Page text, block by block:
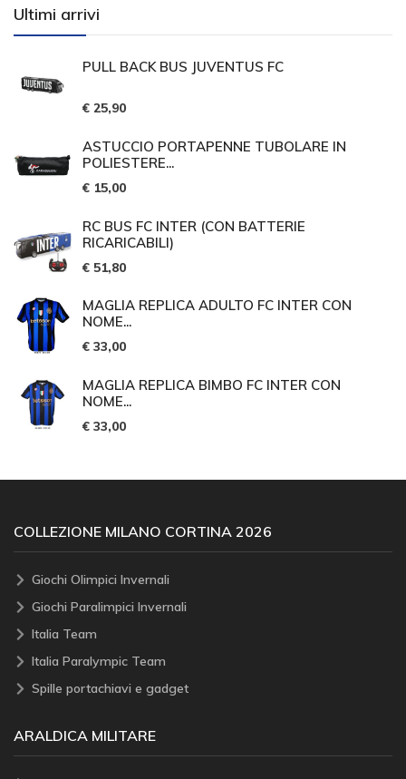
Ultimi arrivi
PULL BACK BUS JUVENTUS FC
€ 25,90
ASTUCCIO PORTAPENNE TUBOLARE IN
POLIESTERE...
€ 15,00
RC BUS FC INTER (CON BATTERIE
RICARICABILI)
€ 51,80
MAGLIA REPLICA ADULTO FC INTER CON
NOME...
€ 33,00
MAGLIA REPLICA BIMBO FC INTER CON
NOME...
€ 33,00
COLLEZIONE MILANO CORTINA 2026
Giochi Olimpici Invernali
Giochi Paralimpici Invernali
Italia Team
Italia Paralympic Team
Spille portachiavi e gadget
ARALDICA MILITARE